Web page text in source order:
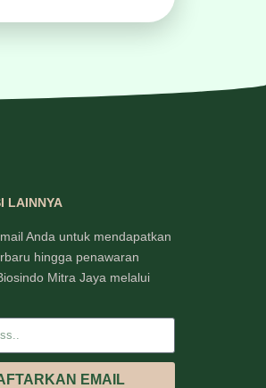
LAINNYA
Anda untuk mendapatkan
hingga penawaran
Mitra Jaya melalui
EMAIL